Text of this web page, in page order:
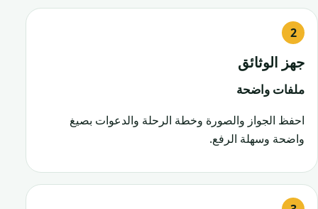
جهز الوثائق
ملفات واضحة
احفظ الجواز والصورة وخطة الرحلة والدعوات بصيغ
واضحة وسهلة الرفع.